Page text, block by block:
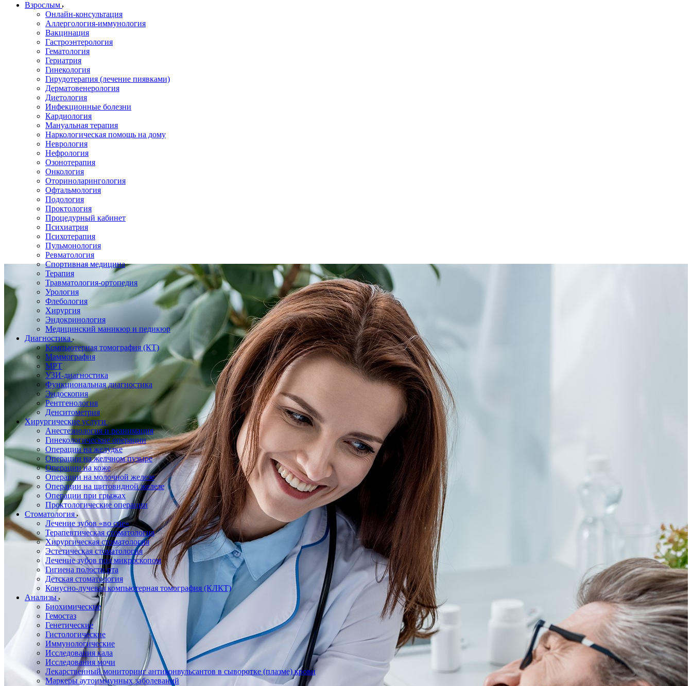
Взрослым
Онлайн-консультация
Аллергология-иммунология
Вакцинация
Гастроэнтерология
Гематология
Гериатрия
Гинекология
Гирудотерапия (лечение пиявками)
Дерматовенерология
Диетология
Инфекционные болезни
Кардиология
Мануальная терапия
Наркологическая помощь на дому
Неврология
Нефрология
Озонотерапия
Онкология
Оториноларингология
Офтальмология
Подология
Проктология
Процедурный кабинет
Психиатрия
Психотерапия
Пульмонология
Ревматология
Спортивная медицина
Терапия
Травматология-ортопедия
Урология
Флебология
Хирургия
Эндокринология
Медицинский маникюр и педикюр
Диагностика
Компьютерная томография (КТ)
Маммография
МРТ
УЗИ-диагностика
Функциональная диагностика
Эндоскопия
Рентгенология
Денситометрия
Хирургические услуги
Анестезиология и реанимация
Гинекологические операции
Операции на желудке
Операции на желчном пузыре
Операции на коже
Операции на молочной железе
Операции на щитовидной железе
Операции при грыжах
Проктологические операции
Стоматология
Лечение зубов «во сне»
Терапевтическая стоматология
Хирургическая стоматология
Эстетическая стоматология
Лечение зубов под микроскопом
Гигиена полости рта
Детская стоматология
Конусно-лучевая компьютерная томография (КЛКТ)
Анализы
Биохимические
Гемостаз
Генетические
Гистологические
Иммунологические
Исследования кала
Исследования мочи
Лекарственный мониторинг антиконвульсантов в сыворотке (плазме) крови
Маркеры аутоиммунных заболеваний